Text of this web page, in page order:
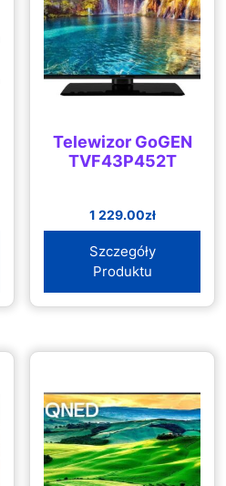
Telewizor GoGEN
TVF43P452T
1 229.00zł
Szczegóły
Produktu